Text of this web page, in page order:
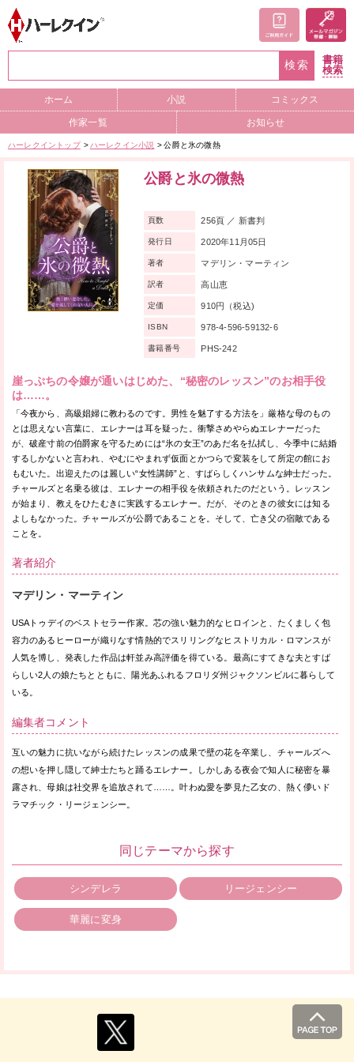
検索
書籍
検索
ホーム 小説 コミックス
作家一覧 お知らせ
ハーレクイントップ ハーレクイン小説 公爵と氷の微熱
公爵と氷の微熱
崖っぷちの令嬢が通いはじめた、“秘密のレッスン”のお相手役
は……。
「今夜から、高級娼婦に教わるのです。男性を魅了する方法を」厳格な母のもの
とは思えない言葉に、エレナーは耳を疑った。衝撃さめやらぬエレナーだった
が、破産寸前の伯爵家を守るためには“氷の女王”のあだ名を払拭し、今季中に結婚
するしかないと言われ、やむにやまれず仮面とかつらで変装をして所定の館にお
もむいた。出迎えたのは麗しい“女性講師”と、すばらしくハンサムな紳士だった。
チャールズと名乗る彼は、エレナーの相手役を依頼されたのだという。レッスン
が始まり、教えをひたむきに実践するエレナー。だが、そのときの彼女には知る
よしもなかった。チャールズが公爵であることを。そして、亡き父の宿敵である
ことを。
頁数 256頁 ／ 新書判
発行日 2020年11月05日
著者 マデリン・マーティン
訳者 高山恵
定価 910円（税込)
ISBN 978-4-596-59132-6
書籍番号 PHS-242
著者紹介
マデリン・マーティン
USAトゥデイのベストセラー作家。芯の強い魅力的なヒロインと、たくましく包
容力のあるヒーローが織りなす情熱的でスリリングなヒストリカル・ロマンスが
人気を博し、発表した作品は軒並み高評価を得ている。最高にすてきな夫とすば
らしい2人の娘たちとともに、陽光あふれるフロリダ州ジャクソンビルに暮らして
いる。
編集者コメント
互いの魅力に抗いながら続けたレッスンの成果で壁の花を卒業し、チャールズへ
の想いを押し隠して紳士たちと踊るエレナー。しかしある夜会で知人に秘密を暴
露され、母娘は社交界を追放されて……。叶わぬ愛を夢見た乙女の、熱く儚いド
ラマチック・リージェンシー。
同じテーマから探す
シンデレラ リージェンシー
華麗に変身